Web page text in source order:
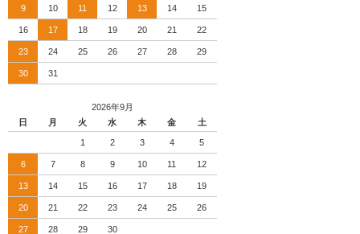
9 10 11 12 13 14 15
16 17 18 19 20 21 22
23 24 25 26 27 28 29
30 31
2026年9月
日
月 火 水 木 金 土
1 2 3 4 5
6 7 8 9 10 11 12
13 14 15 16 17 18 19
20 21 22 23 24 25 26
27 28 29 30